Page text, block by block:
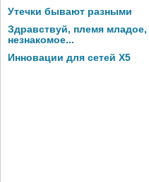
Утечки бывают разными
Здравствуй, племя младое,
незнакомое...
Инновации для сетей X5